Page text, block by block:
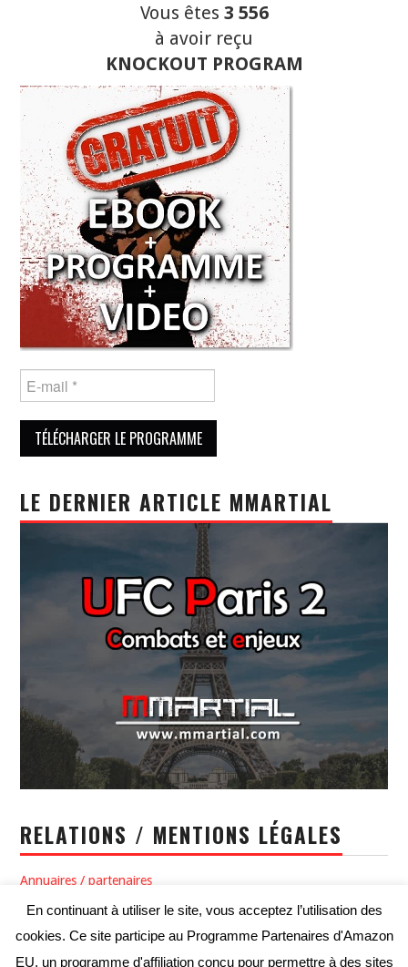
Vous êtes 3 556
à avoir reçu
KNOCKOUT PROGRAM
LE DERNIER ARTICLE MMARTIAL
RELATIONS / MENTIONS LÉGALES
Annuaires / partenaires
Politique de confidentialité / Conditions générales d’utilisation
Conditions générales de vente
En continuant à utiliser le site, vous acceptez l’utilisation des
cookies. Ce site participe au Programme Partenaires d'Amazon
EU, un programme d'affiliation conçu pour permettre à des sites